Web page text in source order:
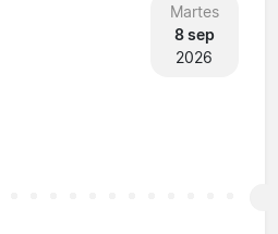
Martes
8 sep
2026